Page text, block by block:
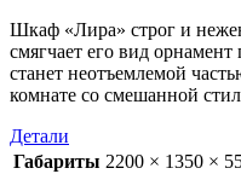
Шкаф «Лира» строг и
смягчает его вид
станет неотъемлемой
комнате со смешанной
Детали
Габариты 2200 × 1350 ×